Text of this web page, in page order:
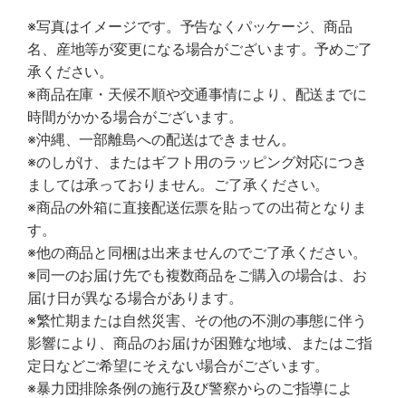
※写真はイメージです。予告なくパッケージ、商品
名、産地等が変更になる場合がございます。予めご了
承ください。
※商品在庫・天候不順や交通事情により、配送までに
時間がかかる場合がございます。
※沖縄、一部離島への配送はできません。
※のしがけ、またはギフト用のラッピング対応につき
ましては承っておりません。ご了承ください。
※商品の外箱に直接配送伝票を貼っての出荷となりま
す。
※他の商品と同梱は出来ませんのでご了承ください。
※同一のお届け先でも複数商品をご購入の場合は、お
届け日が異なる場合があります。
※繁忙期または自然災害、その他の不測の事態に伴う
影響により、商品のお届けが困難な地域、またはご指
定日などご希望にそえない場合がございます。
※暴力団排除条例の施行及び警察からのご指導によ